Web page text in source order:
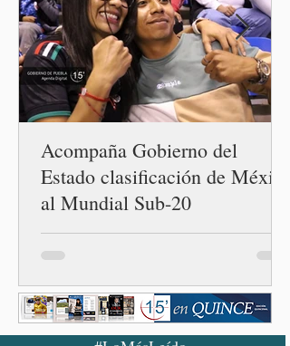
Acompaña Gobierno del
Estado clasificación de México
al Mundial Sub-20